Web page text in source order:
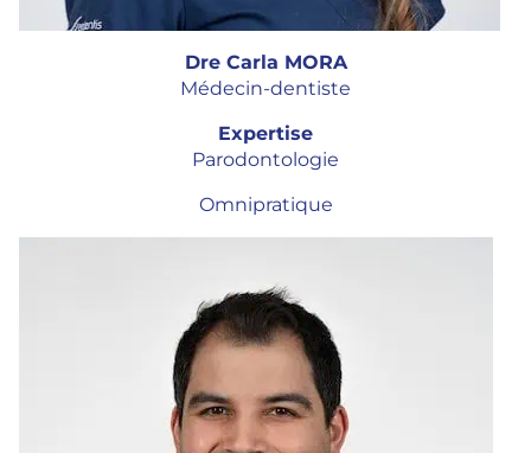
Dre Carla MORA
Médecin-dentiste
Expertise
Parodontologie
Omnipratique